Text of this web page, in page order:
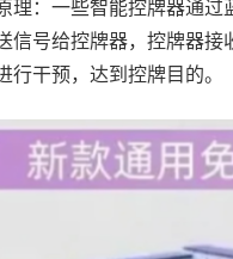
理：一些智能控牌器通
信号给控牌器，控牌器
干预，达到控牌目的。